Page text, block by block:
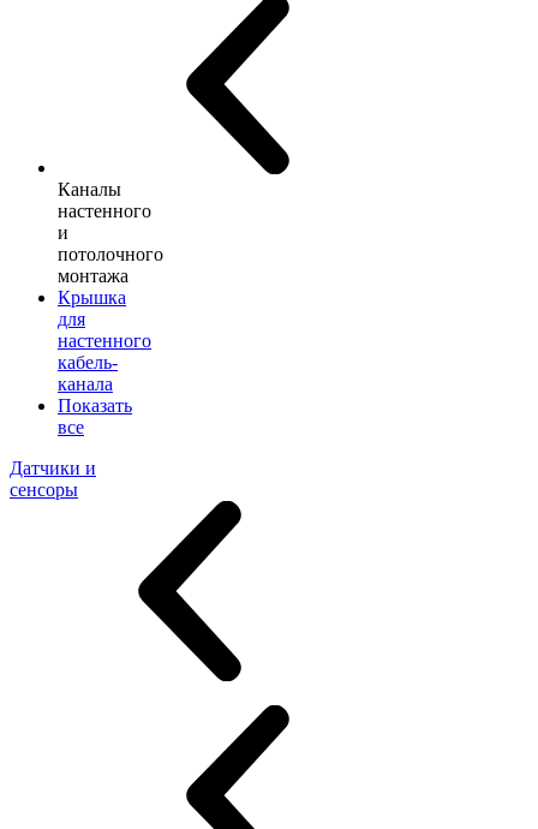
Каналы
настенного
и
потолочного
монтажа
Крышка
для
настенного
кабель-
канала
Показать
все
Датчики и
сенсоры